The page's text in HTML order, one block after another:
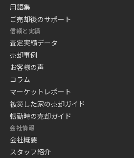
用語集
ご売却後のサポート
信頼と実績
査定実績データ
売却事例
お客様の声
コラム
マーケットレポート
被災した家の売却ガイド
転勤時の売却ガイド
会社情報
会社概要
スタッフ紹介